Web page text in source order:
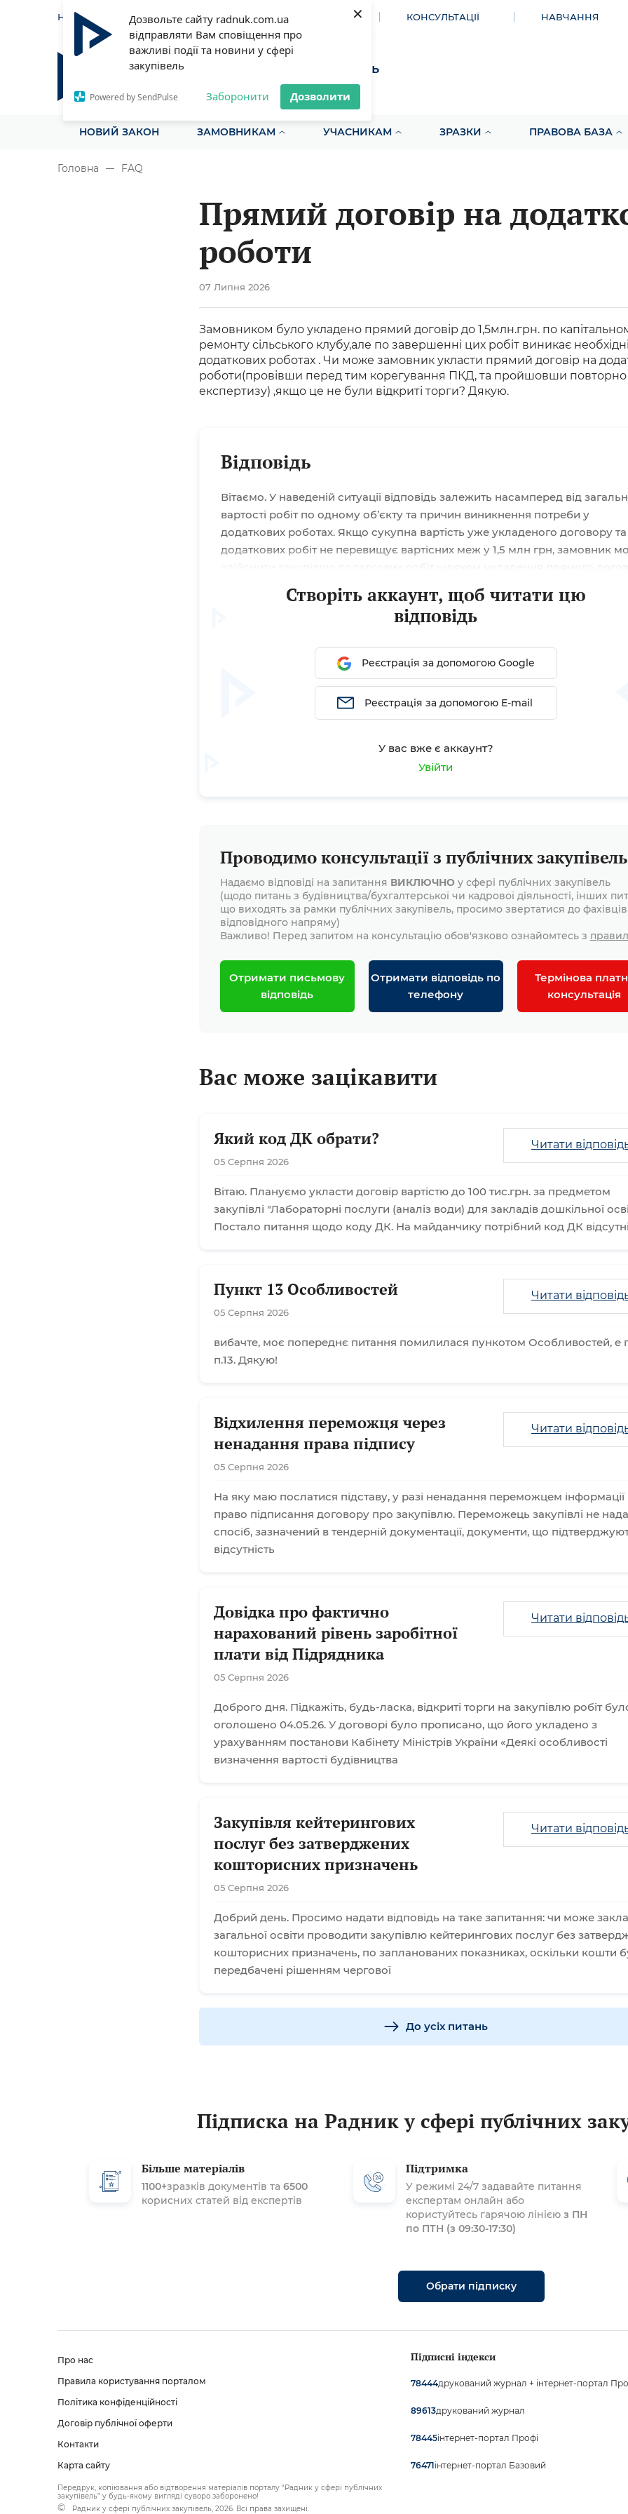
Дозвольте сайту radnuk.com.ua
відправляти Вам сповіщення про
важливі події та новини у сфері
закупівель
Powered by SendPulse Заборонити Дозволити
×
НОВИНИ СТАТТІ ІНСТРУМЕНТИ КОНСУЛЬТАЦІЇ НАВЧАННЯ
Радник у сфері публічних закупівель
Все для закупівель на одному порталі
НОВИЙ ЗАКОН ЗАМОВНИКАМ УЧАСНИКАМ ЗРАЗКИ ПРАВОВА БАЗА
Головна FAQ
Прямий договір на
роботи
07 Липня 2026
Замовником було укладено прямий договір до 1,5млн.грн. по
ремонту сільського клубу,але по завершенні цих робіт виникає
додаткових роботах . Чи може замовник укласти прямий договір на
роботи(провівши перед тим корегування ПКД, та пройшовши повторно
експертизу) ,якщо це не були відкриті торги? Дякую.
Відповідь
Вітаємо. У наведеній ситуації відповідь залежить насамперед від
вартості робіт по одному об’єкту та причин виникнення потреби у
додаткових роботах. Якщо сукупна вартість уже укладеного договору та
додаткових робіт не перевищує вартісних меж у 1,5 млн грн, замовник
відповідно до пункту 11 Особливостей № 1178. Якщо ж після коригування
проєктно-кошторисної документації загальна вартість робіт по цьому
Створіть аккаунт, щоб читати цю
відповідь
Реєстрація за допомогою Google
Реєстрація за допомогою E-mail
У вас вже є аккаунт?
Увійти
Проводимо консультації з публічних закупівель
Надаємо відповіді на запитання ВИКЛЮЧНО у сфері публічних закупівель
(щодо питань з будівництва/бухгалтерської чи кадрової діяльності, інших
що виходять за рамки публічних закупівель, просимо звертатися до фахівців
відповідного напряму)
Важливо! Перед запитом на консультацію обов'язково ознайомтесь з
Отримати письмову
відповідь
Отримати відповідь по
телефону
Термінова
консультація
Вас може зацікавити
Який код ДК обрати?
05 Серпня 2026
Читати
Вітаю. Плануємо укласти договір вартістю до 100 тис.грн. за предметом
закупівлі "Лабораторні послуги (аналіз води) для закладів дошкільної
Постало питання щодо коду ДК. На майданчику потрібний код ДК
Пункт 13 Особливостей
05 Серпня 2026
Читати
вибачте, моє попереднє питання помилилася пункотом Особливостей, е
п.13. Дякую!
Відхилення переможця через
ненадання права підпису
05 Серпня 2026
Читати
На яку маю послатися підставу, у разі ненадання переможцем інформації
право підписання договору про закупівлю. Переможець закупівлі не
спосіб, зазначений в тендерній документації, документи, що
відсутність
Довідка про фактично
нарахований рівень заробітної
плати від Підрядника
05 Серпня 2026
Читати
Доброго дня. Підкажіть, будь-ласка, відкриті торги на закупівлю робіт
оголошено 04.05.26. У договорі було прописано, що його укладено з
урахуванням постанови Кабінету Міністрів України «Деякі особливості
визначення вартості будівництва
Закупівля кейтерингових
послуг без затверджених
кошторисних призначень
05 Серпня 2026
Читати
Добрий день. Просимо надати відповідь на таке запитання: чи може
загальної освіти проводити закупівлю кейтерингових послуг без
кошторисних призначень, по запланованих показниках, оскільки кошти
передбачені рішенням чергової
До усіх питань
Підписка на Радник у сфері публічних
Більше матеріалів
1100+зразків документів та 6500
корисних статей від експертів
Підтримка
У режимі 24/7 задавайте питання
експертам онлайн або
користуйтесь гарячою лінією з ПН
по ПТН (з 09:30-17:30)
Обрати підписку
Про нас
Правила користування порталом
Політика конфіденційності
Договір публічної оферти
Контакти
Карта сайту
Передрук, копіювання або відтворення матеріалів порталу “Радник у сфері публічних
закупівель” у будь-якому вигляді суворо заборонено!
Радник у сфері публічних закупівель, 2026. Всі права захищені.
Підписні індекси
78444друкований журнал + інтернет-портал
89613друкований журнал
78445інтернет-портал Профі
76471інтернет-портал Базовий